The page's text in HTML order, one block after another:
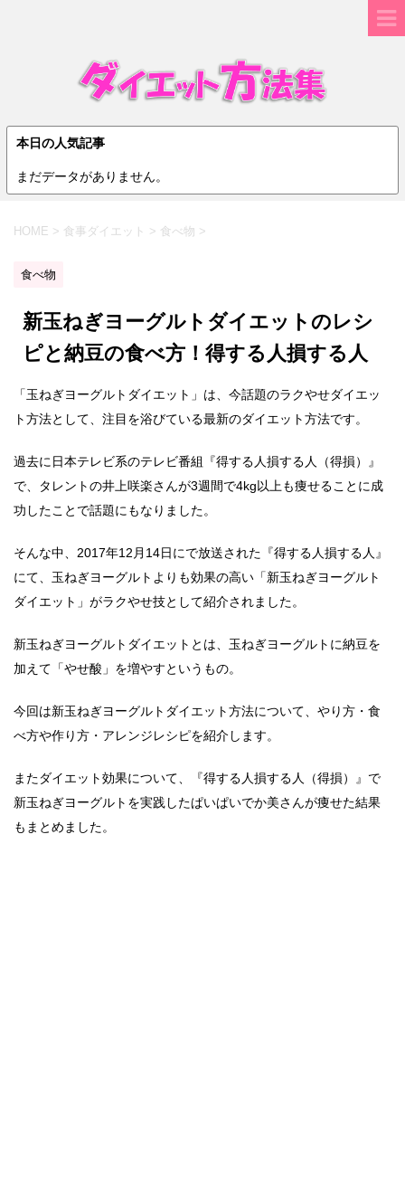
本日の人気記事
まだデータがありません。
HOME > 食事ダイエット > 食べ物 >
食べ物
新玉ねぎヨーグルトダイエットのレシ
ピと納豆の食べ方！得する人損する人
「玉ねぎヨーグルトダイエット」は、今話題のラクやせダイエッ
ト方法として、注目を浴びている最新のダイエット方法です。
過去に日本テレビ系のテレビ番組『得する人損する人（得損）』
で、タレントの井上咲楽さんが3週間で4kg以上も痩せることに成
功したことで話題にもなりました。
そんな中、2017年12月14日にで放送された『得する人損する人』
にて、玉ねぎヨーグルトよりも効果の高い「新玉ねぎヨーグルト
ダイエット」がラクやせ技として紹介されました。
新玉ねぎヨーグルトダイエットとは、玉ねぎヨーグルトに納豆を
加えて「やせ酸」を増やすというもの。
今回は新玉ねぎヨーグルトダイエット方法について、やり方・食
べ方や作り方・アレンジレシピを紹介します。
またダイエット効果について、『得する人損する人（得損）』で
新玉ねぎヨーグルトを実践したぱいぱいでか美さんが痩せた結果
もまとめました。